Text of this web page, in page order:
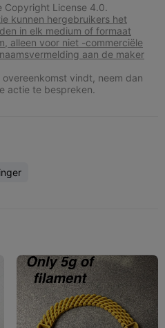
Copyright License 4.0.
kunnen hergebruikers het
in elk medium of formaat
alleen voor niet -commerciële
aan de maker
vindt, neem dan
actie te bespreken.